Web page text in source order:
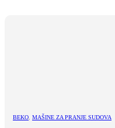
BEKO MAŠINE ZA PRANJE SUDOVA